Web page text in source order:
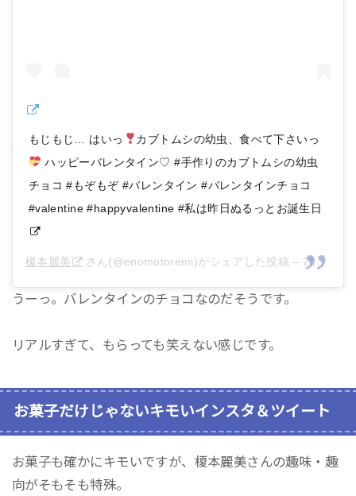
もじもじ… はいっ
カブトムシの幼虫、食べて下さいっ
ハッピーバレンタイン♡ #手作りのカブトムシの幼虫
チョコ #もぞもぞ #バレンタイン #バレンタインチョコ
#valentine #happyvalentine #私は昨日ぬるっとお誕生日
榎本麗美 さん(@enomotoremi)がシェアした投稿 – 2018年 2月月13日午後10時27分PST
うーっ。バレンタインのチョコなのだそうです。
リアルすぎて、もらっても笑えない感じです。
お菓子だけじゃないキモいインスタ＆ツイート
お菓子も確かにキモいですが、榎本麗美さんの趣味・趣
向がそもそも特殊。